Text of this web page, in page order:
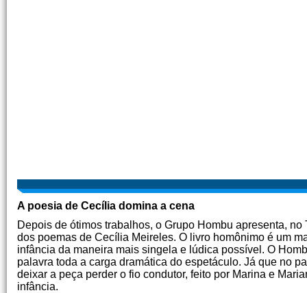
A poesia de Cecília domina a cena
Depois de ótimos trabalhos, o Grupo Hombu apresenta,
dos poemas de Cecília Meireles. O livro homônimo é um
infância da maneira mais singela e lúdica possível. O
palavra toda a carga dramática do espetáculo. Já que no
deixar a peça perder o fio condutor, feito por Marina e
infância.